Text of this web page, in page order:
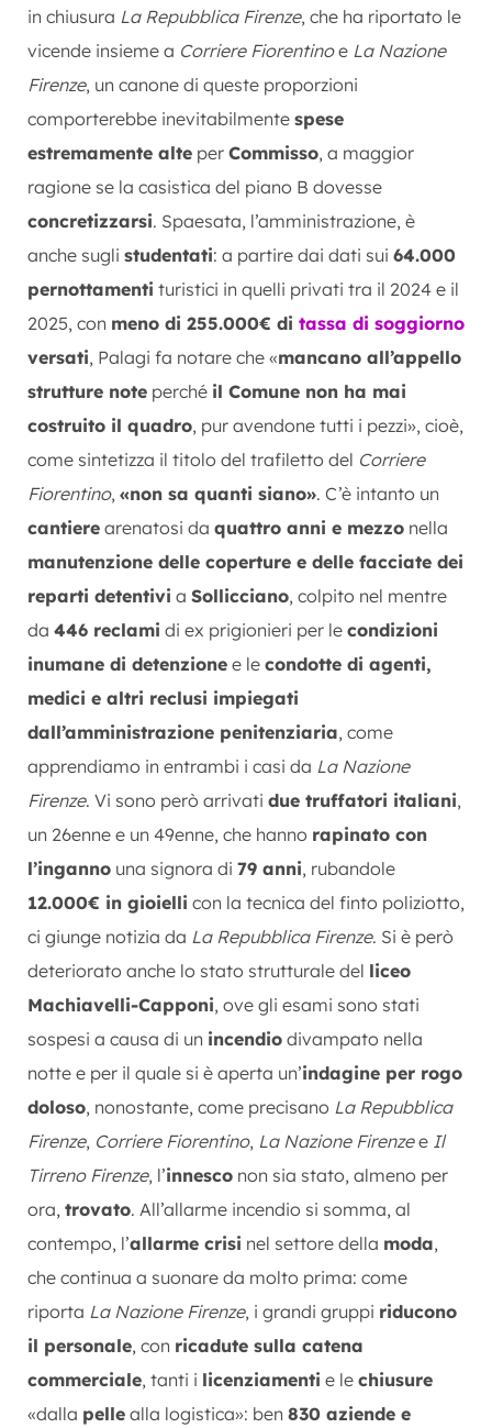
in chiusura La Repubblica Firenze, che ha riportato le
vicende insieme a Corriere Fiorentinoe La Nazione
Firenze, un canone di queste proporzioni
comporterebbe inevitabilmente spese
estremamente alte per Commisso, a maggior
ragione se la casistica del piano B dovesse
concretizzarsi. Spaesata, l’amministrazione, è
anche sugli studentati: a partire dai dati sui 64.000
pernottamenti turistici in quelli privati tra il 2024 e il
2025, con meno di 255.000€ di tassa di soggiorno
versati, Palagi fa notare che «mancano all’appello
strutture note perché il Comune non ha mai
costruito il quadro, pur avendone tutti i pezzi», cioè,
come sintetizza il titolo del trafiletto del Corriere
Fiorentino, «non sa quanti siano». C’è intanto un
cantiere arenatosi da quattro anni e mezzo nella
manutenzione delle coperture e delle facciate dei
reparti detentivi a Sollicciano, colpito nel mentre
da 446 reclami di ex prigionieri per le condizioni
inumane di detenzione e le condotte di agenti,
medici e altri reclusi impiegati
dall’amministrazione penitenziaria, come
apprendiamo in entrambi i casi da La Nazione
Firenze. Vi sono però arrivati due truffatori italiani,
un 26enne e un 49enne, che hanno rapinato con
l’inganno una signora di 79 anni, rubandole
12.000€ in gioielli con la tecnica del finto poliziotto,
ci giunge notizia da La Repubblica Firenze. Si è però
deteriorato anche lo stato strutturale del liceo
Machiavelli-Capponi, ove gli esami sono stati
sospesi a causa di un incendio divampato nella
notte e per il quale si è aperta un’indagine per rogo
doloso, nonostante, come precisano La Repubblica
Firenze, Corriere Fiorentino, La Nazione Firenzee Il
Tirreno Firenze, l’innesco non sia stato, almeno per
ora, trovato. All’allarme incendio si somma, al
contempo, l’allarme crisi nel settore della moda,
che continua a suonare da molto prima: come
riporta La Nazione Firenze, i grandi gruppi riducono
il personale, con ricadute sulla catena
commerciale, tanti i licenziamenti e le chiusure
«dalla pelle alla logistica»: ben 830 aziende e